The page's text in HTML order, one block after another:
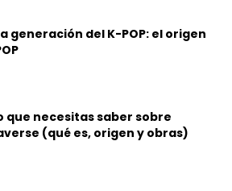
generación del K-POP: el origen
que necesitas saber sobre
(qué es, origen y obras)